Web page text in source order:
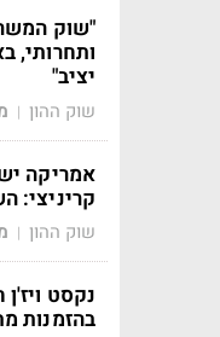
"שוק
ותחרותי,
יציב"
שוק ההון |
קריניצי:
שוק ההון |
בהזמנות